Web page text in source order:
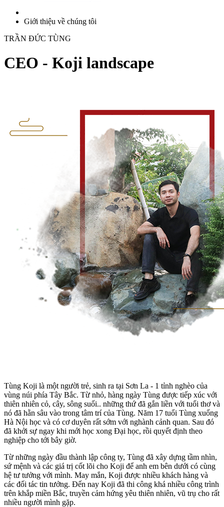
Giới thiệu về chúng tôi
TRẦN ĐỨC TÙNG
CEO - Koji landscape
Tùng Koji là một người trẻ, sinh ra tại Sơn La - 1 tỉnh nghèo của
vùng núi phía Tây Bắc. Từ nhỏ, hàng ngày Tùng được tiếp xúc với
thiên nhiên cỏ, cây, sông suối.. những thứ đã gắn liền với tuổi thơ và
nó đã hằn sâu vào trong tâm trí của Tùng. Năm 17 tuổi Tùng xuống
Hà Nội học và có cơ duyên rất sớm với nghành cảnh quan. Sau đó
đã khởi sự ngay khi mới học xong Đại học, rồi quyết định theo
nghiệp cho tới bây giờ.
Từ những ngày đầu thành lập công ty, Tùng đã xây dựng tầm nhìn,
sứ mệnh và các giá trị cốt lõi cho Koji để anh em bên dưới có cùng
hệ tư tưởng với mình. May mắn, Koji được nhiều khách hàng và
các đối tác tin tưởng. Đến nay Koji đã thi công khá nhiều công trình
trên khắp miền Bắc, truyền cảm hứng yêu thiên nhiên, vũ trụ cho rất
nhiều người mình gặp.